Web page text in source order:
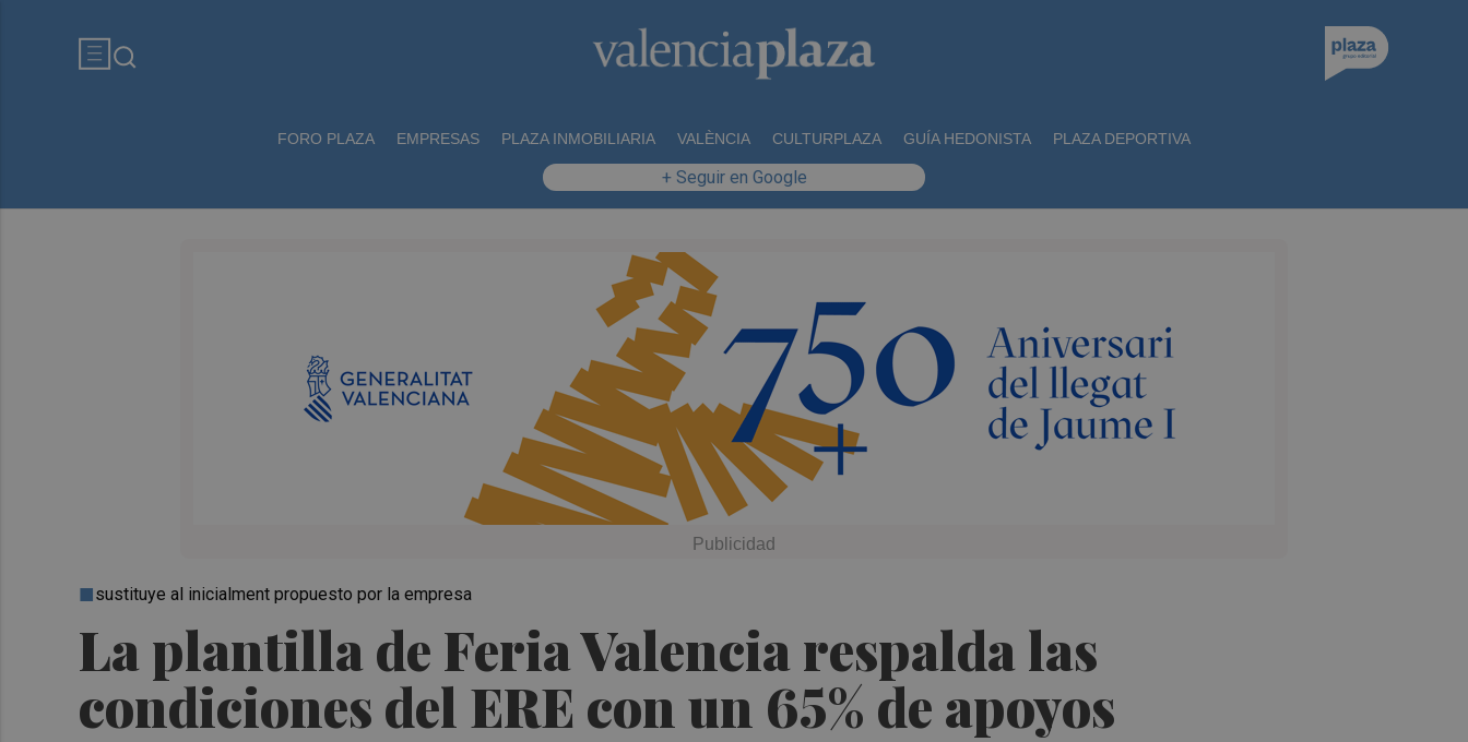
FORO PLAZA EMPRESAS PLAZA INMOBILIARIA VALÈNCIA CULTURPLAZA GUÍA HEDONISTA PLAZA DEPORTIVA
+ Seguir en Google
La plantilla de Feria Valencia respalda las
condiciones del ERE con un 65% de apoyos
sustituye al inicialment propuesto por la empresa